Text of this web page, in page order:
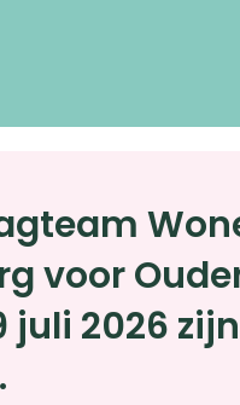
voor
juli 2026